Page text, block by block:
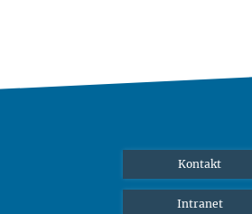
Kontakt
Intranet